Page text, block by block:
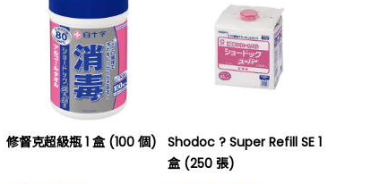
修督克超級瓶 1 盒 (100 個)
Shodoc ? Super Refill SE 1
盒 (250 張)